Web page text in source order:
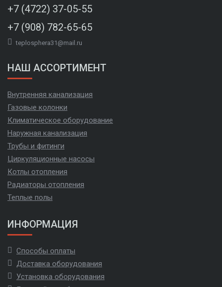
+7 (4722) 37-05-55
+7 (908) 782-65-65
teplosphera31@mail.ru
НАШ АССОРТИМЕНТ
Внутренняя канализация
Газовые колонки
Климатическое оборудование
Наружная канализация
Трубы и фитинги
Циркуляционные насосы
Котлы отопления
Радиаторы отопления
Теплые полы
ИНФОРМАЦИЯ
Способы оплаты
Доставка оборудования
Установка оборудования